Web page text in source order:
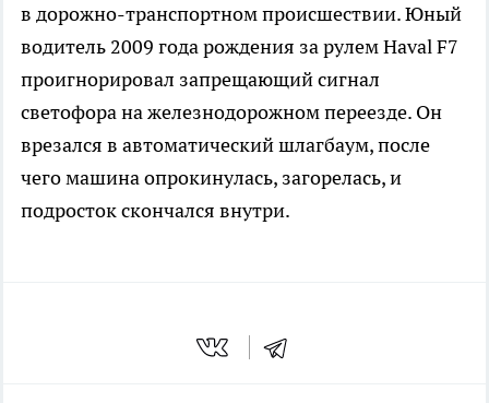
в дорожно-транспортном происшествии. Юный
водитель 2009 года рождения за рулем Haval F7
проигнорировал запрещающий сигнал
светофора на железнодорожном переезде. Он
врезался в автоматический шлагбаум, после
чего машина опрокинулась, загорелась, и
подросток скончался внутри.